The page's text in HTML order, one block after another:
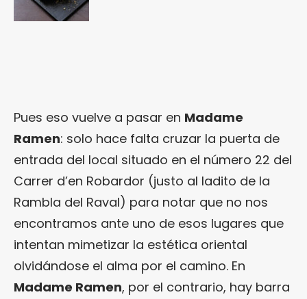
Pues eso vuelve a pasar en Madame
Ramen: solo hace falta cruzar la puerta de
entrada del local situado en el número 22 del
Carrer d’en Robardor (justo al ladito de la
Rambla del Raval) para notar que no nos
encontramos ante uno de esos lugares que
intentan mimetizar la estética oriental
olvidándose el alma por el camino. En
Madame Ramen, por el contrario, hay barra